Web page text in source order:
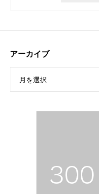
アーカイブ
月を選択